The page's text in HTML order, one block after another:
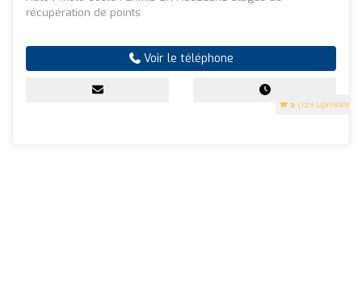
5 (139 Opinions)
récupération de points
Voir le téléphone